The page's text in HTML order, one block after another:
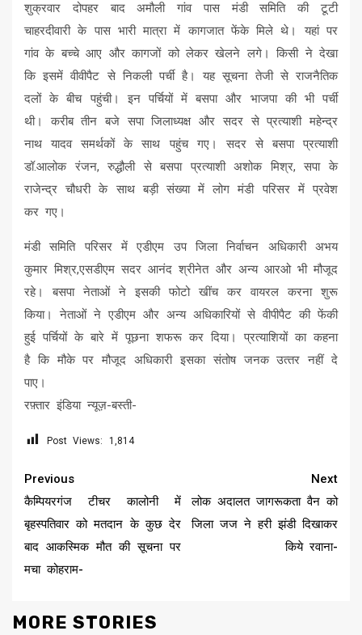
शुक्रवार दोपहर बाद अमौली गांव पास मंडी समिति की टूटी
चाहरदीवारी के पास भारी मात्रा में कागजात फेंके मिले थे। यहां पर
गांव के बच्चे आए और कागजों को लेकर खेलने लगे। किसी ने देखा
कि इसमें वीवीपैट से निकली पर्ची है। यह सूचना तेजी से राजनैतिक
दलों के बीच पहुंची। इन पर्चियों में बसपा और भाजपा की भी पर्ची
थी। करीब तीन बजे सपा जिलाध्यक्ष और सदर से प्रत्याशी महेन्द्र
नाथ यादव समर्थकों के साथ पहुंच गए। सदर से बसपा प्रत्याशी
डॉ.आलोक रंजन, रुद्धौली से बसपा प्रत्याशी अशोक मिश्र, सपा के
राजेन्द्र चौधरी के साथ बड़ी संख्या में लोग मंडी परिसर में प्रवेश
कर गए।
मंडी समिति परिसर में एडीएम उप जिला निर्वाचन अधिकारी अभय
कुमार मिश्र,एसडीएम सदर आनंद श्रीनेत और अन्य आरओ भी मौजूद
रहे। बसपा नेताओं ने इसकी फोटो खींच कर वायरल करना शुरू
किया। नेताओं ने एडीएम और अन्य अधिकारियों से वीपीपैट की फेंकी
हुई पर्चियों के बारे में पूछना शफरू कर दिया। प्रत्याशियों का कहना
है कि मौके पर मौजूद अधिकारी इसका संतोष जनक उत्‍तर नहीं दे
पाए।
रफ़्तार इंडिया न्यूज़-बस्ती-
Post Views: 1,814
Continue
Reading
Previous
कैम्पियरगंज टीचर कालोनी में
बृहस्पतिवार को मतदान के कुछ देर
बाद आकस्मिक मौत की सूचना पर
मचा कोहराम-
Next
लोक अदालत जागरूकता वैन को
जिला जज ने हरी झंडी दिखाकर
किये रवाना-
MORE STORIES